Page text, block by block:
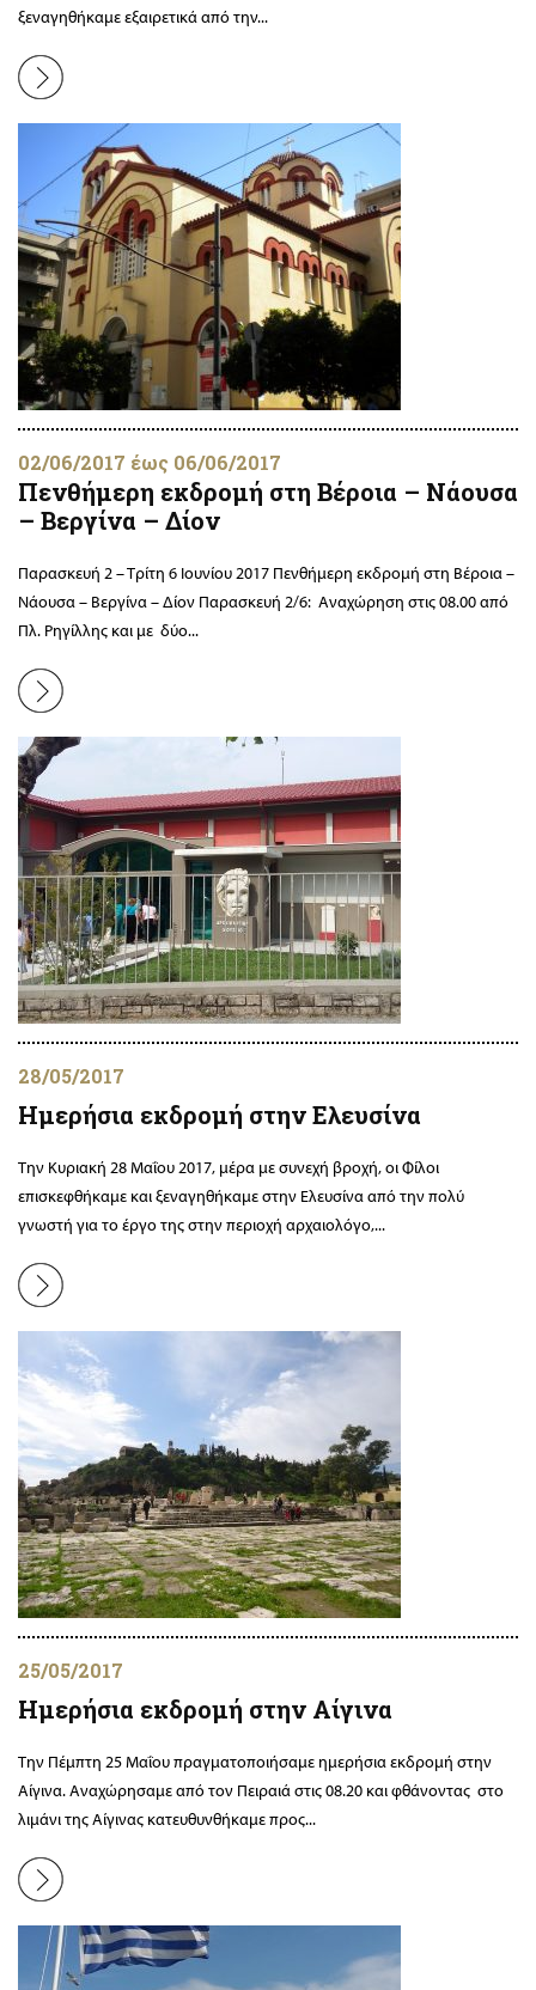
ξεναγηθήκαμε εξαιρετικά από την...
02/06/2017 έως 06/06/2017
Πενθήμερη εκδρομή στη Βέροια – Νάουσα
– Βεργίνα – Δίον
Παρασκευή 2 – Τρίτη 6 Ιουνίου 2017 Πενθήμερη εκδρομή στη Βέροια –
Νάουσα – Βεργίνα – Δίον Παρασκευή 2/6: Αναχώρηση στις 08.00 από
Πλ. Ρηγίλλης και με δύο...
28/05/2017
Ημερήσια εκδρομή στην Ελευσίνα
Την Κυριακή 28 Μαΐου 2017, μέρα με συνεχή βροχή, οι Φίλοι
επισκεφθήκαμε και ξεναγηθήκαμε στην Ελευσίνα από την πολύ
γνωστή για το έργο της στην περιοχή αρχαιολόγο,...
25/05/2017
Ημερήσια εκδρομή στην Αίγινα
Την Πέμπτη 25 Μαΐου πραγματοποιήσαμε ημερήσια εκδρομή στην
Αίγινα. Αναχώρησαμε από τον Πειραιά στις 08.20 και φθάνοντας στο
λιμάνι της Αίγινας κατευθυνθήκαμε προς...